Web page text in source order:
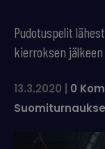
Pudotuspelit
kierroksen jälkeen
13.3.2020 0